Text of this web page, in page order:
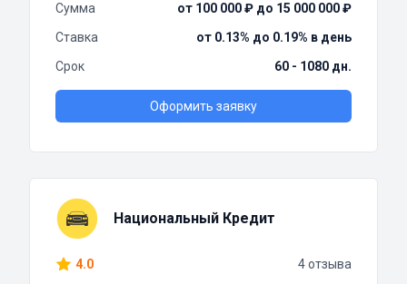
Сумма
от 100 000 ₽ до 15 000 000 ₽
Ставка
от 0.13% до 0.19% в день
Срок
60 - 1080 дн.
Оформить заявку
Национальный Кредит
4.0 4 отзыва